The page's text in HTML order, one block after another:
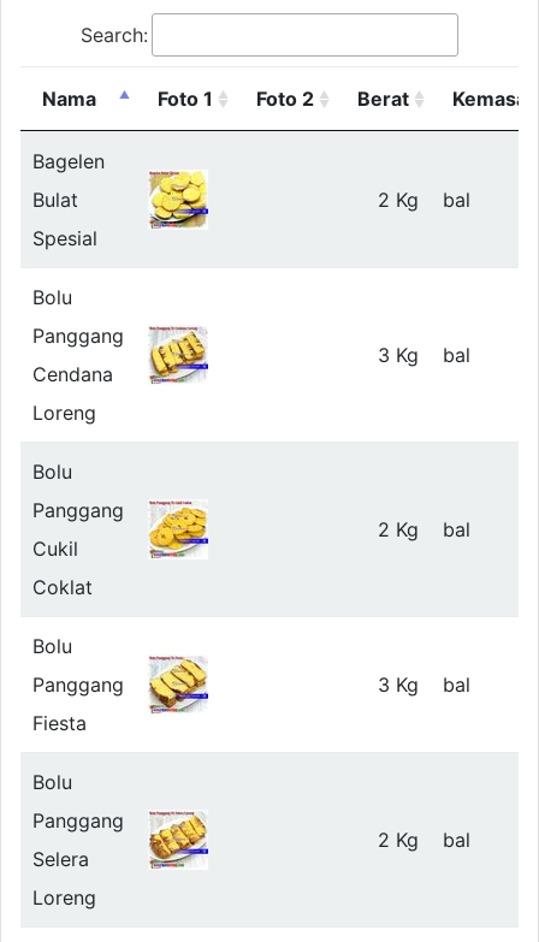
Search:
Nama Foto 1 Foto 2 Berat Kemasan
Bagelen
Bulat
Spesial
2 Kg bal
Bolu
Panggang
Cendana
Loreng
3 Kg bal
Bolu
Panggang
Cukil
Coklat
2 Kg bal
Bolu
Panggang
Fiesta
3 Kg bal
Bolu
Panggang
Selera
Loreng
2 Kg bal